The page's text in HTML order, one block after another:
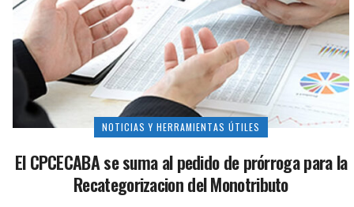
NOTICIAS Y HERRAMIENTAS ÚTILES
El CPCECABA se suma al pedido de prórroga para la
Recategorizacion del Monotributo